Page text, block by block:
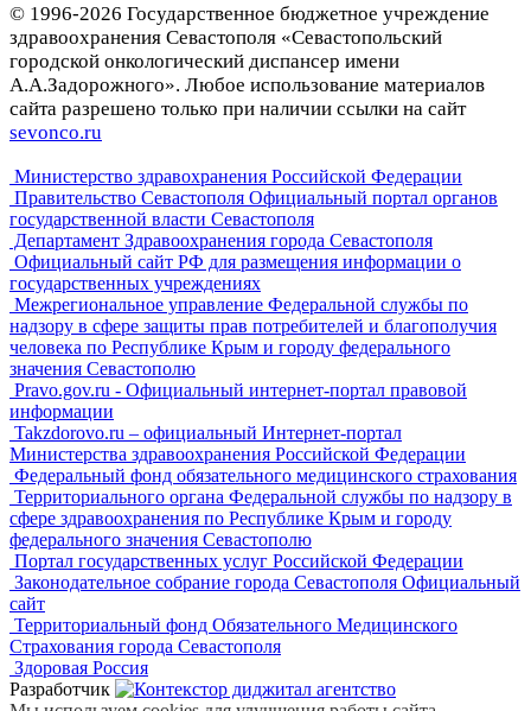
© 1996-2026 Государственное бюджетное учреждение
здравоохранения Севастополя «Севастопольский
городской онкологический диспансер имени
А.А.Задорожного». Любое использование материалов
сайта разрешено только при наличии ссылки на сайт
sevonco.ru
Министерство здравохранения Российской Федерации
Правительство Севастополя Официальный портал органов
государственной власти Севастополя
Департамент Здравоохранения города Севастополя
Официальный сайт РФ для размещения информации о
государственных учреждениях
Межрегиональное управление Федеральной службы по
надзору в сфере защиты прав потребителей и благополучия
человека по Республике Крым и городу федерального
значения Севастополю
Pravo.gov.ru - Официальный интернет-портал правовой
информации
Takzdorovo.ru – официальный Интернет-портал
Министерства здравоохранения Российской Федерации
Федеральный фонд обязательного медицинского страхования
Территориального органа Федеральной службы по надзору в
сфере здравоохранения по Республике Крым и городу
федерального значения Севастополю
Портал государственных услуг Российской Федерации
Законодательное собрание города Севастополя Официальный
сайт
Территориальный фонд Обязательного Медицинского
Страхования города Севастополя
Здоровая Россия
Разработчик